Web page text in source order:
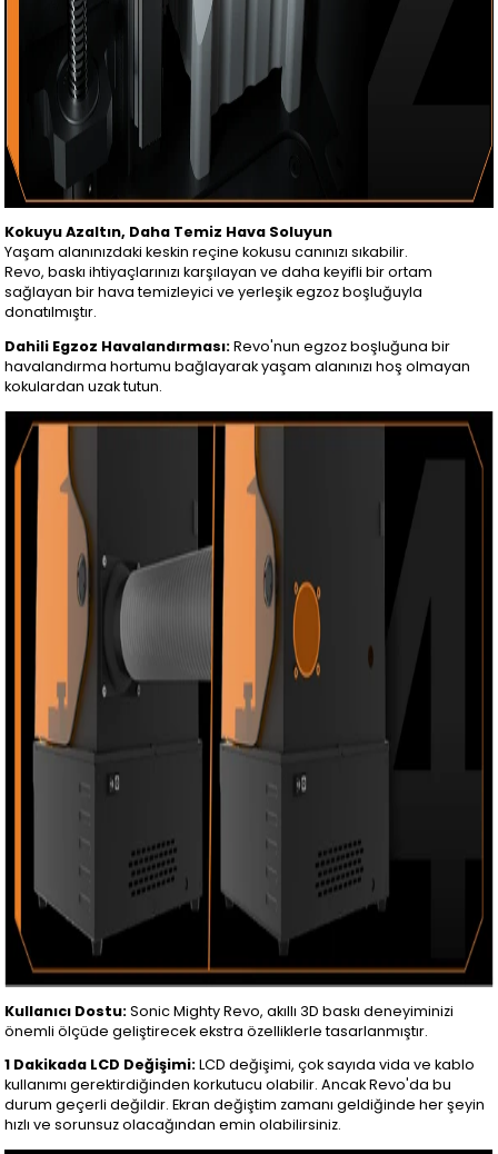
Kokuyu Azaltın, Daha Temiz Hava Soluyun
Yaşam alanınızdaki keskin reçine kokusu canınızı sıkabilir.
Revo, baskı ihtiyaçlarınızı karşılayan ve daha keyifli bir ortam
sağlayan bir hava temizleyici ve yerleşik egzoz boşluğuyla
donatılmıştır.
Dahili Egzoz Havalandırması:Revo'nun egzoz boşluğuna bir
havalandırma hortumu bağlayarak yaşam alanınızı hoş olmayan
kokulardan uzak tutun.
Kullanıcı Dostu:Sonic Mighty Revo, akıllı 3D baskı deneyiminizi
önemli ölçüde geliştirecek ekstra özelliklerle tasarlanmıştır.
1 Dakikada LCD Değişimi:LCD değişimi, çok sayıda vida ve kablo
kullanımı gerektirdiğinden korkutucu olabilir. Ancak Revo'da bu
durum geçerli değildir. Ekran değiştim zamanı geldiğinde her şeyin
hızlı ve sorunsuz olacağından emin olabilirsiniz.